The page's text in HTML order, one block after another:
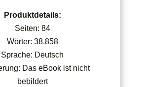
Produktdetails:
Seiten: 84
Wörter: 38.858
Sprache: Deutsch
Das eBook ist nicht
bebildert